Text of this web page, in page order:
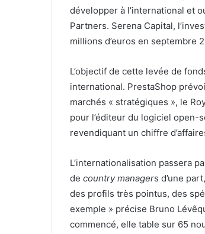
développer à l’international et
Partners. Serena Capital,
millions d’euros en septembre
L’objectif de cette levée de
international. PrestaShop
marchés « stratégiques », le
pour l’éditeur du logiciel open-
revendiquant un chiffre
L’internationalisation passera
de country managers d’une
des profils très pointus, des
exemple » précise Bruno
commencé, elle table sur 65